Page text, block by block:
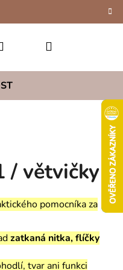
PřihlášeníNákupní
/ větvičky
pomocníka za
zatkaná nitka, flíčky
tvar ani funkci